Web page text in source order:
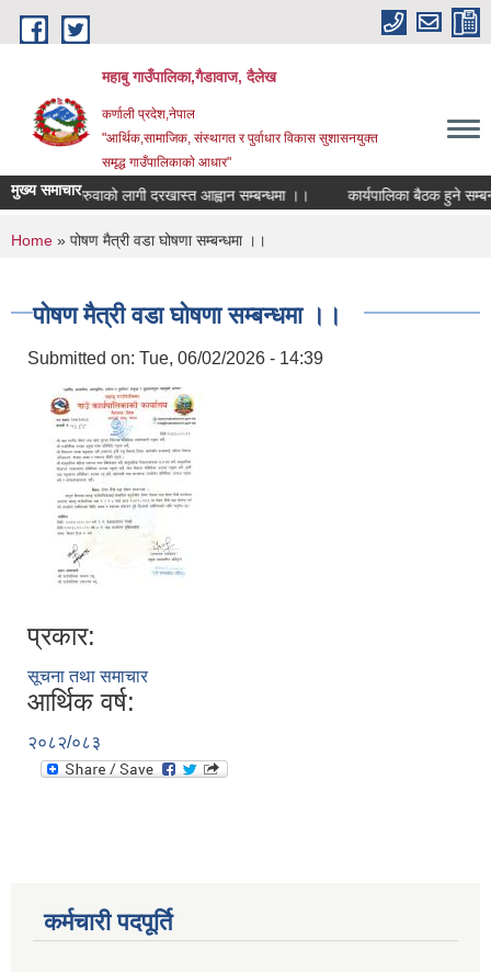
Skip to main content
महाबु गाउँपालिका,गैडावाज, दैलेख
कर्णाली प्रदेश,नेपाल
"आर्थिक,सामाजिक, संस्थागत र पुर्वाधार विकास सुशासनयुक्त
समृद्ध गाउँपालिकाकाे आधार"
मुख्य समाचार
शिक्षक सरुवाको लागी दरखास्त आह्वान सम्बन्धमा ।। कार्यपालिका बैठक हुने
You are here
Home » पोषण मैत्री वडा घोषणा सम्बन्धमा ।।
पोषण मैत्री वडा घोषणा सम्बन्धमा ।।
Submitted on: Tue, 06/02/2026 - 14:39
प्रकार:
सूचना तथा समाचार
आर्थिक वर्ष:
२०८२/०८३
कर्मचारी पदपूर्ति